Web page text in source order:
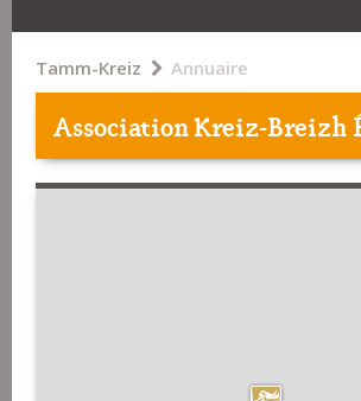
Tamm-Kreiz Annuaire
Association Kreiz-Breizh